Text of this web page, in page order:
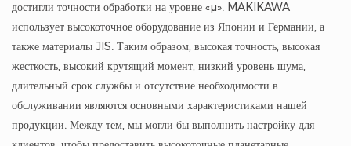
достигли точности обработки на уровне «μ». MAKIKAWA
использует высокоточное оборудование из Японии и Германии, а
также материалы JIS. Таким образом, высокая точность, высокая
жесткость, высокий крутящий момент, низкий уровень шума,
длительный срок службы и отсутствие необходимости в
обслуживании являются основными характеристиками нашей
продукции. Между тем, мы могли бы выполнить настройку для